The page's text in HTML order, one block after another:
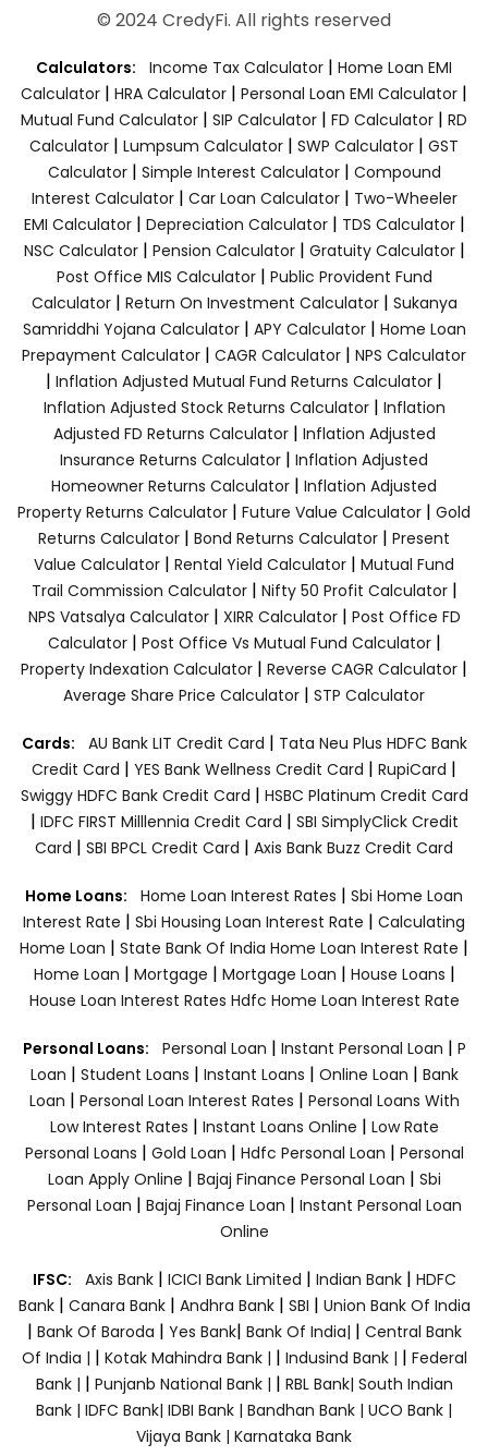
© 2024 CredyFi. All rights reserved
Calculators: Income Tax Calculator | Home Loan EMI
Calculator | HRA Calculator | Personal Loan EMI Calculator |
Mutual Fund Calculator | SIP Calculator | FD Calculator | RD
Calculator | Lumpsum Calculator | SWP Calculator | GST
Calculator| Simple Interest Calculator| Compound
Interest Calculator| Car Loan Calculator| Two-Wheeler
EMI Calculator| Depreciation Calculator| TDS Calculator|
NSC Calculator| Pension Calculator| Gratuity Calculator|
Post Office MIS Calculator| Public Provident Fund
Calculator| Return On Investment Calculator| Sukanya
Samriddhi Yojana Calculator| APY Calculator| Home Loan
Prepayment Calculator | CAGR Calculator | NPS Calculator
| Inflation Adjusted Mutual Fund Returns Calculator |
Inflation Adjusted Stock Returns Calculator| Inflation
Adjusted FD Returns Calculator| Inflation Adjusted
Insurance Returns Calculator | Inflation Adjusted
Homeowner Returns Calculator | Inflation Adjusted
Property Returns Calculator | Future Value Calculator | Gold
Returns Calculator | Bond Returns Calculator | Present
Value Calculator | Rental Yield Calculator | Mutual Fund
Trail Commission Calculator| Nifty 50 Profit Calculator|
NPS Vatsalya Calculator| XIRR Calculator| Post Office FD
Calculator| Post Office Vs Mutual Fund Calculator|
Property Indexation Calculator | Reverse CAGR Calculator |
Average Share Price Calculator | STP Calculator
Cards: AU Bank LIT Credit Card | Tata Neu Plus HDFC Bank
Credit Card | YES Bank Wellness Credit Card | RupiCard |
Swiggy HDFC Bank Credit Card | HSBC Platinum Credit Card
| IDFC FIRST Milllennia Credit Card | SBI SimplyClick Credit
Card | SBI BPCL Credit Card | Axis Bank Buzz Credit Card
Home Loans: Home Loan Interest Rates | Sbi Home Loan
Interest Rate | Sbi Housing Loan Interest Rate | Calculating
Home Loan | State Bank Of India Home Loan Interest Rate |
Home Loan | Mortgage | Mortgage Loan | House Loans |
House Loan Interest Rates Hdfc Home Loan Interest Rate
Personal Loans: Personal Loan | Instant Personal Loan | P
Loan | Student Loans | Instant Loans | Online Loan | Bank
Loan | Personal Loan Interest Rates | Personal Loans With
Low Interest Rates | Instant Loans Online | Low Rate
Personal Loans | Gold Loan | Hdfc Personal Loan | Personal
Loan Apply Online | Bajaj Finance Personal Loan | Sbi
Personal Loan | Bajaj Finance Loan | Instant Personal Loan
Online
IFSC: Axis Bank | ICICI Bank Limited | Indian Bank | HDFC
Bank| Canara Bank | Andhra Bank| SBI | Union Bank Of India
| Bank Of Baroda | Yes Bank| Bank Of India| | Central Bank
Of India | | Kotak Mahindra Bank | | Indusind Bank | | Federal
Bank | | Punjanb National Bank | | RBL Bank| South Indian
Bank | IDFC Bank| IDBI Bank | Bandhan Bank | UCO Bank |
Vijaya Bank | Karnataka Bank